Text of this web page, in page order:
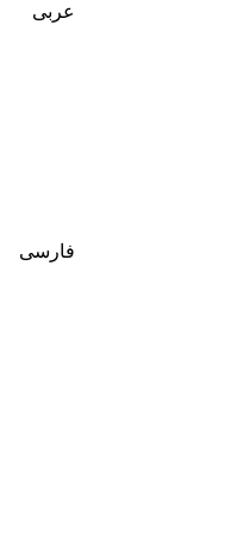
عربى
فارسی